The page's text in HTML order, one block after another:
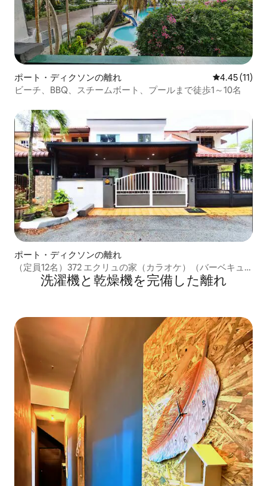
ポート・ディクソンの離れ レビュー11
4.45 (11)
ビーチ、BBQ、スチームボート、プールまで徒歩1～10名
ポート・ディクソンの離れ
（定員12名）372 エクリュの家（カラオケ）（バーベキュ
ー）（スヌーカー）
洗濯機と乾燥機を完備した離れ